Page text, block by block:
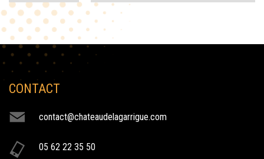
bar mitzvah
Le Château de la Garrigue s’adapte à tous vos évènements :
CONTACT
contact@chateaudelagarrigue.com
05 62 22 35 50